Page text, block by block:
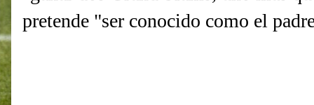
pretende "ser conocido como el